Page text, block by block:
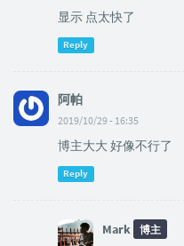
显示 点太快了
Reply
阿帕
2019/10/29 - 16:35
博主大大 好像不行了
Reply
Mark
博主